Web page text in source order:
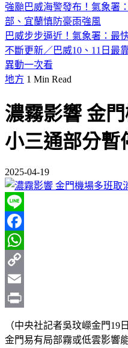
強颱巴威海警發布！氣象署
部、宜蘭慎防豪雨強風
巴威步步逼近！氣象署：最
不斷更新／巴威10、11日
異動一次看
地方 1 Min Read
濃霧影響 金
小三通部分暫
2025-04-19
Line
Facebook
WhatsApp
Copy
Link
Email
（中央社記者吳玟嶸金門19
金門易有局部霧或低雲影響